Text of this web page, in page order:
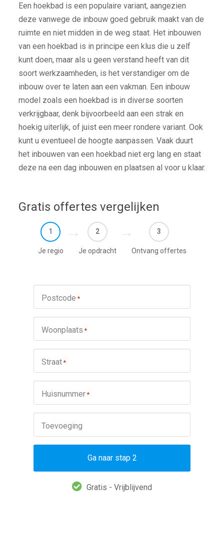
Een hoekbad is een populaire variant, aangezien
deze vanwege de inbouw goed gebruik maakt van de
ruimte en niet midden in de weg staat. Het inbouwen
van een hoekbad is in principe een klus die u zelf
kunt doen, maar als u geen verstand heeft van dit
soort werkzaamheden, is het verstandiger om de
inbouw over te laten aan een vakman. Een inbouw
model zoals een hoekbad is in diverse soorten
verkrijgbaar, denk bijvoorbeeld aan een strak en
hoekig uiterlijk, of juist een meer rondere variant. Ook
kunt u eventueel de hoogte aanpassen. Vaak duurt
het inbouwen van een hoekbad niet erg lang en staat
deze na een dag inbouwen en plaatsen al voor u klaar.
Gratis offertes vergelijken
1
Je regio
2
Je opdracht
3
Ontvang offertes
Postcode *
Woonplaats *
Straat*
Huisnummer*
Toevoeging
Ga naar stap 2
Gratis - Vrijblijvend